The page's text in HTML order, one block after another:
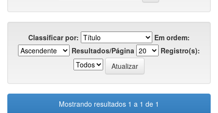
Classificar por:
Em ordem:
Resultados/Página
Registro(s):
Mostrando resultados 1 a 1 de 1